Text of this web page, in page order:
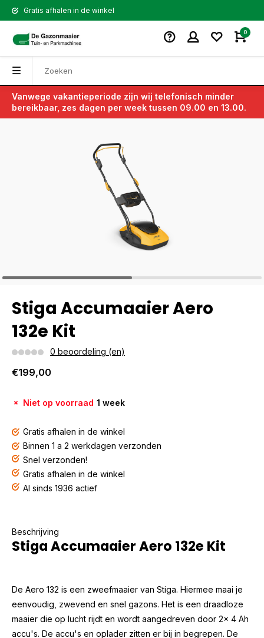
Gratis afhalen in de winkel
0
Vanwege vakantieperiode zijn wij telefonisch minder
bereikbaar, zes dagen per week tussen 09.00 en 13.00.
Terug
Stiga Accumaaier Aero
132e Kit
0 beoordeling (en)
€199,00
Niet op voorraad 1 week
Gratis afhalen in de winkel
Binnen 1 a 2 werkdagen verzonden
Snel verzonden!
Gratis afhalen in de winkel
Al sinds 1936 actief
Beschrijving
Stiga Accumaaier Aero 132e Kit
De Aero 132 is een zweefmaaier van Stiga. Hiermee maai je
eenvoudig, zwevend en snel gazons. Het is een draadloze
maaier die op lucht rijdt en wordt aangedreven door 2x 4 Ah
accu's. De accu's en oplader zitten er bij in begrepen. De